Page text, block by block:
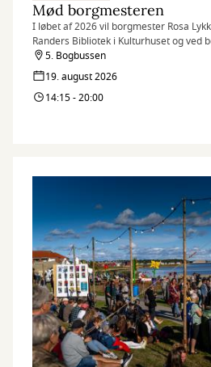
Mød borgmesteren
I løbet af 2026 vil borgmester Rosa
Randers Bibliotek i Kulturhuset og ved
5. Bogbussen
19. august 2026
14:15 - 20:00